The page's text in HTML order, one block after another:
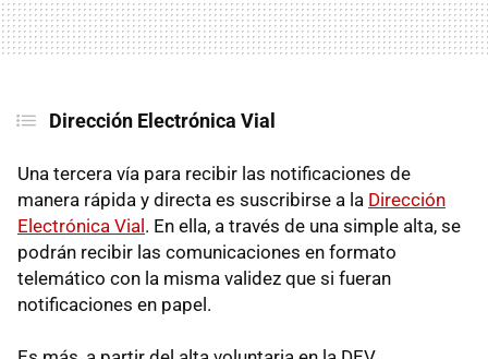
Dirección Electrónica Vial
Una tercera vía para recibir las notificaciones de
manera rápida y directa es suscribirse a la Dirección
Electrónica Vial. En ella, a través de una simple alta, se
podrán recibir las comunicaciones en formato
telemático con la misma validez que si fueran
notificaciones en papel.